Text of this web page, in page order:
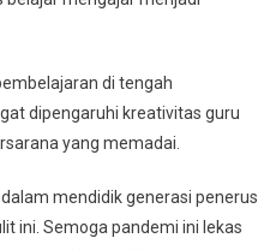
di tengah
dipengaruhi kreativitas guru
yang memadai.
mendidik generasi penerus
ini. Semoga pandemi ini lekas